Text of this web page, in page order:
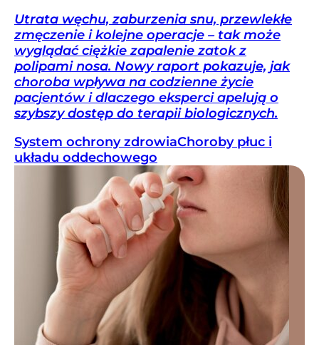
Utrata węchu, zaburzenia snu, przewlekłe
zmęczenie i kolejne operacje – tak może
wyglądać ciężkie zapalenie zatok z
polipami nosa. Nowy raport pokazuje, jak
choroba wpływa na codzienne życie
pacjentów i dlaczego eksperci apelują o
szybszy dostęp do terapii biologicznych.
System ochrony zdrowiaChoroby płuc i
układu oddechowego